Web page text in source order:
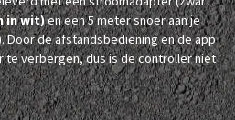
in wit)en een 5 meter snoer aan je
Door de afstandsbediening en de app
te verbergen, dus is de controller niet